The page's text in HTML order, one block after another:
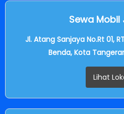
Sewa
Jl. Atang Sanjaya No.Rt 01,
Benda, Kota
Lihat